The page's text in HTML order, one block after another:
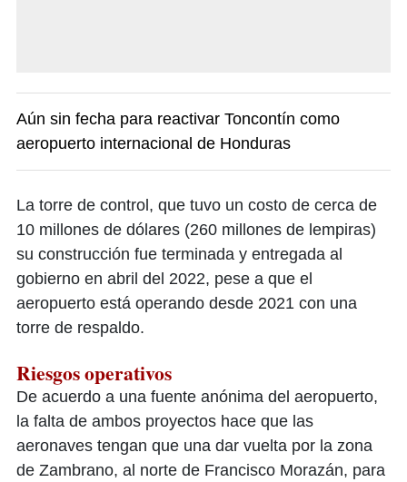
Aún sin fecha para reactivar Toncontín como
aeropuerto internacional de Honduras
La torre de control, que tuvo un costo de cerca de
10 millones de dólares (260 millones de lempiras)
su construcción fue terminada y entregada al
gobierno en abril del 2022, pese a que el
aeropuerto está operando desde 2021 con una
torre de respaldo.
Riesgos operativos
De acuerdo a una fuente anónima del aeropuerto,
la falta de ambos proyectos hace que las
aeronaves tengan que una dar vuelta por la zona
de Zambrano, al norte de Francisco Morazán, para